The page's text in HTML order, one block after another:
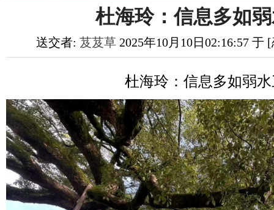
杜海玲：信息多如
送交者: 芨芨草 2025年10月10日02:16:57 于
杜海玲：信息多如弱